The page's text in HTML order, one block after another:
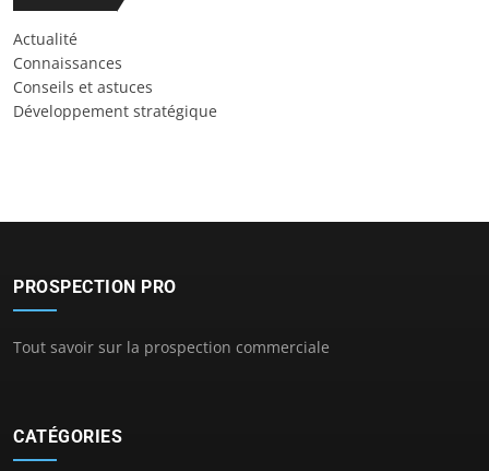
Actualité
Connaissances
Conseils et astuces
Développement stratégique
PROSPECTION PRO
Tout savoir sur la prospection commerciale
CATÉGORIES